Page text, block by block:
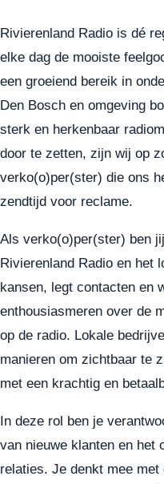
Rivierenland Radio is dé
elke dag de mooiste
een groeiend bereik in
Den Bosch en omgeving
sterk en herkenbaar
door te zetten, zijn wij op
verko(o)per(ster) die ons
zendtijd voor reclame.
Als verko(o)per(ster) ben
Rivierenland Radio en het
kansen, legt contacten en
enthousiasmeren over de
op de radio. Lokale
manieren om zichtbaar te
met een krachtig en
In deze rol ben je
van nieuwe klanten en het
relaties. Je denkt mee